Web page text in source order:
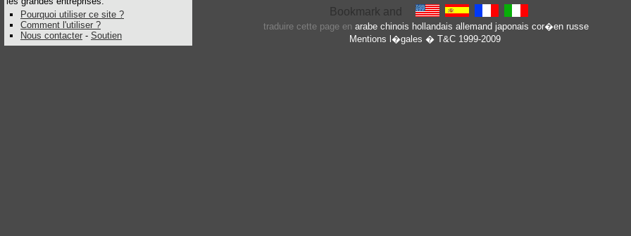
Pourquoi utiliser ce site ?
Comment l'utiliser ?
Nous contacter - Soutien
traduire cette page en arabe chinois hollandais allemand japonais cor�en russe
Mentions l�gales � T&C 1999-2009